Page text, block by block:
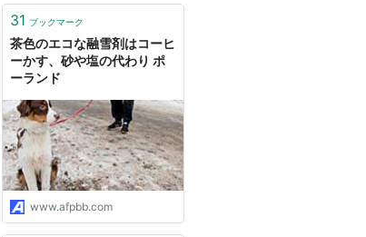
31 ブックマーク
茶色のエコな融雪剤はコーヒ
ーかす、砂や塩の代わり ポ
ーランド
www.afpbb.com